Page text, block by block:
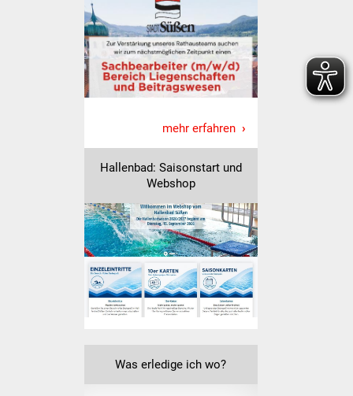
Senioren
Stadtseniorenrat
Sommerwochen für
Seniorenwohn- und
Pflegeheim
Familien
Familientreff
Kinder und Jugendliche
Schülerferienprogramm
Freundeskreis Asyl
mehr erfahren
Hallenbad: Saisonstart und
Webshop
Was erledige ich wo?